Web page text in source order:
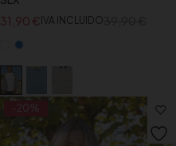
31,90 € IVA INCLUIDO
-20%